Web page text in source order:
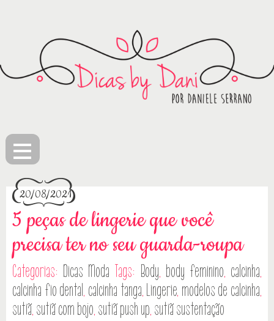
≡
20/08/2021
5 peças de lingerie que você
precisa ter no seu guarda-roupa
Categorias: Dicas Moda Tags: Body, body feminino, calcinha,
calcinha fio dental, calcinha tanga, Lingerie, modelos de calcinha,
sutiã, sutiã com bojo, sutiã push up, sutiã sustentação